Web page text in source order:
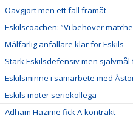
Oavgjort men ett fall framåt
Eskilscoachen: ”Vi behöver
Målfarlig anfallare klar för Eskils
Stark Eskilsdefensiv men
Eskilsminne i samarbete med
Eskils möter seriekollega
Adham Hazime fick A-kontrakt